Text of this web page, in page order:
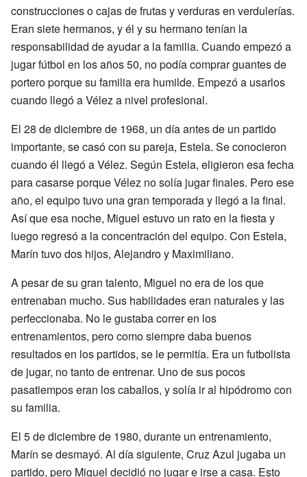
construcciones o cajas de frutas y verduras en verdulerías.
Eran siete hermanos, y él y su hermano tenían la
responsabilidad de ayudar a la familia. Cuando empezó a
jugar fútbol en los años 50, no podía comprar guantes de
portero porque su familia era humilde. Empezó a usarlos
cuando llegó a Vélez a nivel profesional.
El 28 de diciembre de 1968, un día antes de un partido
importante, se casó con su pareja, Estela. Se conocieron
cuando él llegó a Vélez. Según Estela, eligieron esa fecha
para casarse porque Vélez no solía jugar finales. Pero ese
año, el equipo tuvo una gran temporada y llegó a la final.
Así que esa noche, Miguel estuvo un rato en la fiesta y
luego regresó a la concentración del equipo. Con Estela,
Marín tuvo dos hijos, Alejandro y Maximiliano.
A pesar de su gran talento, Miguel no era de los que
entrenaban mucho. Sus habilidades eran naturales y las
perfeccionaba. No le gustaba correr en los
entrenamientos, pero como siempre daba buenos
resultados en los partidos, se le permitía. Era un futbolista
de jugar, no tanto de entrenar. Uno de sus pocos
pasatiempos eran los caballos, y solía ir al hipódromo con
su familia.
El 5 de diciembre de 1980, durante un entrenamiento,
Marín se desmayó. Al día siguiente, Cruz Azul jugaba un
partido, pero Miguel decidió no jugar e irse a casa. Esto